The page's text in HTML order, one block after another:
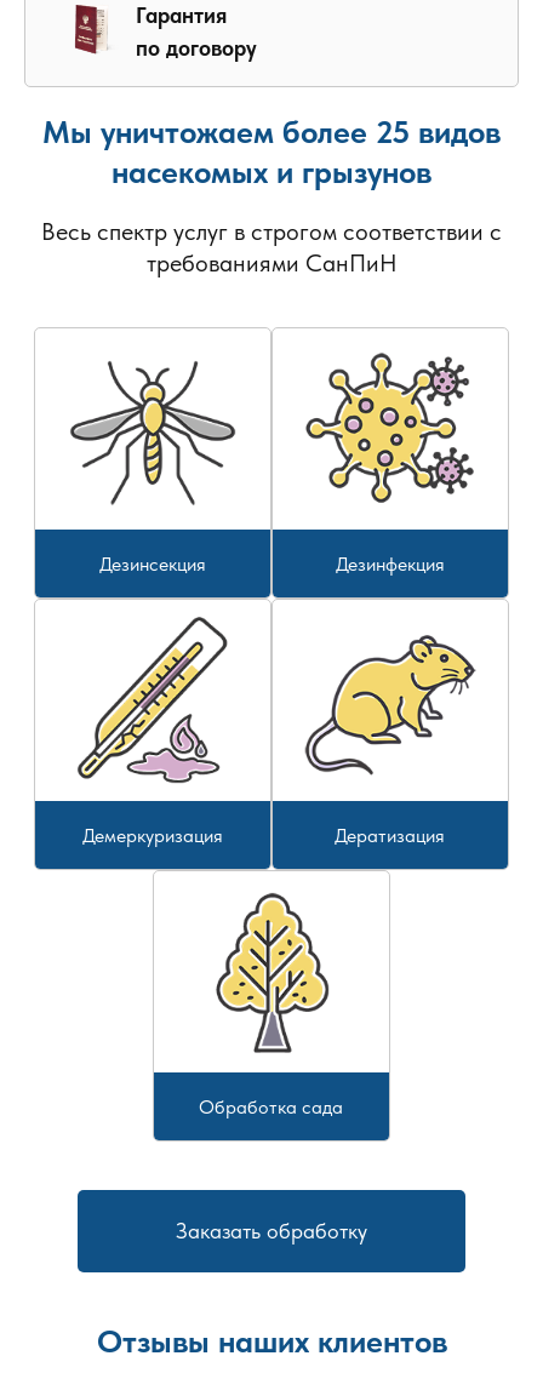
Гарантия
по договору
Мы уничтожаем более 25 видов
насекомых и грызунов
Весь спектр услуг в строгом соответствии с
требованиями СанПиН
Дезинсекция Дезинфекция
Демеркуризация Дератизация
Обработка сада
Заказать обработку
Отзывы наших клиентов